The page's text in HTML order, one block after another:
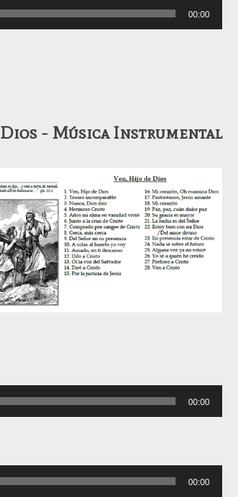
00:00
- Música Instrumental
00:00
00:00